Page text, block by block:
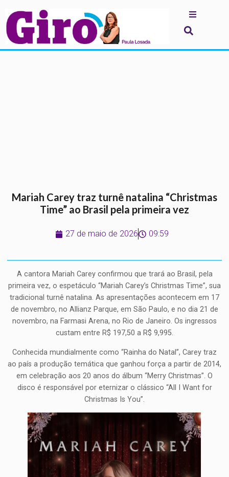
Mariah Carey traz turnê natalina “Christmas
Time” ao Brasil pela primeira vez
27 de maio de 2026 09:59
A cantora Mariah Carey confirmou que trará ao Brasil, pela
primeira vez, o espetáculo “Mariah Carey’s Christmas Time”, sua
tradicional turnê natalina. As apresentações acontecem em 17
de novembro, no Allianz Parque, em São Paulo, e no dia 21 de
novembro, na Farmasi Arena, no Rio de Janeiro. Os ingressos
custam entre R$ 197,50 a R$ 9,995.
Conhecida mundialmente como “Rainha do Natal”, Carey traz
ao país a produção temática que ganhou força a partir de 2014,
em celebração aos 20 anos do álbum “Merry Christmas”. O
disco é responsável por eternizar o clássico “All I Want for
Christmas Is You”.